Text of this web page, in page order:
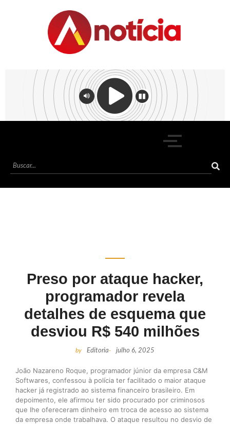
Preso por ataque hacker,
programador revela
detalhes de esquema que
desviou R$ 540 milhões
by Editoria- julho 6, 2025
João Nazareno Roque, programador júnior da empresa C&M
Softwares, confessou à polícia ter facilitado o maior ataque
hacker já registrado ao sistema financeiro brasileiro. Em
depoimento, ele afirmou ter sido procurado por criminosos
que lhe ofereceram dinheiro em troca de acesso ao sistema
da empresa onde trabalhava. O ataque resultou no desvio de